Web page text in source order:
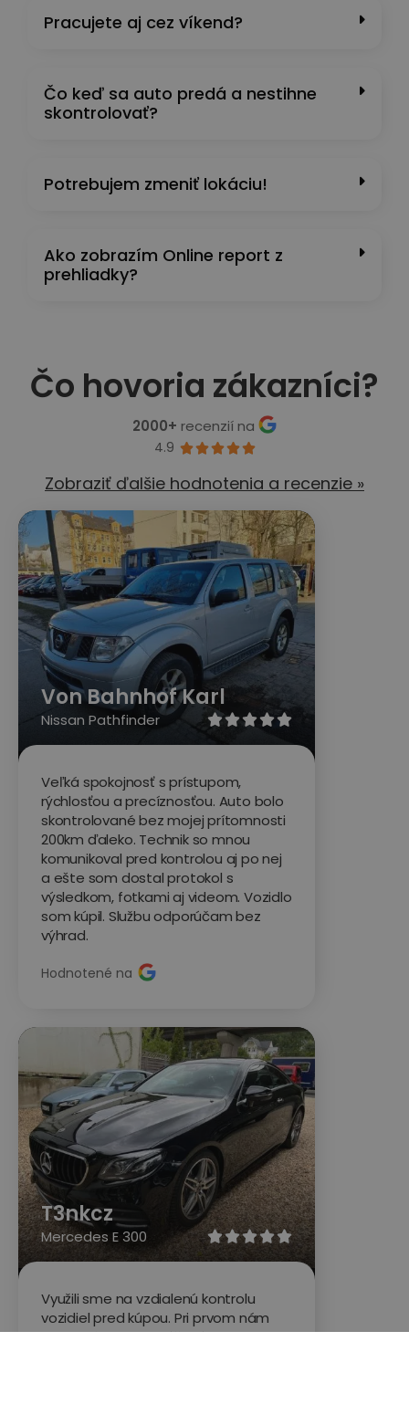
Pracujete aj cez víkend?
Čo keď sa auto predá a nestihne
skontrolovať?
Potrebujem zmeniť lokáciu!
Ako zobrazím Online report z
prehliadky?
Čo hovoria zákazníci?
2000+ recenzií na
4.9 
Zobraziť ďalšie hodnotenia a recenzie »

Von Bahnhof Karl
Nissan Pathfinder
Veľká spokojnosť s prístupom,
rýchlosťou a precíznosťou. Auto bolo
skontrolované bez mojej prítomnosti
200km ďaleko. Technik so mnou
komunikoval pred kontrolou aj po nej
a ešte som dostal protokol s
výsledkom, fotkami aj videom. Vozidlo
som kúpil. Službu odporúčam bez
výhrad.
Hodnotené na

T3nkcz
Mercedes E 300
Využili sme na vzdialenú kontrolu
vozidiel pred kúpou. Pri prvom nám
nebol nákup odporúčaný pri druhom